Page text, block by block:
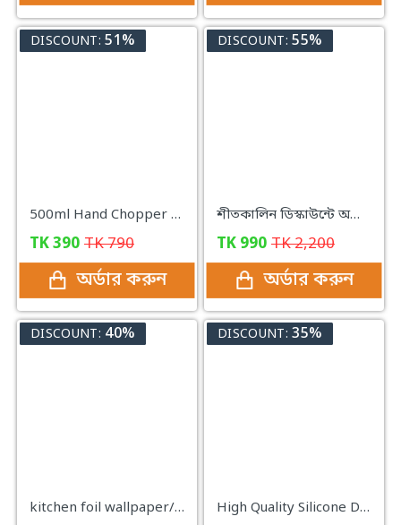
DISCOUNT: 51%
500ml Hand Chopper Vegetable Cutter Chopper Manual Food-Processor Vegetables, Onions, Garlic in Seconds
TK390 TK790
অর্ডার করুন
DISCOUNT: 55%
শীতকালিন ডিস্কাউন্টে অটোমেটিক ডাবল পিঠা মেকারের জাদুকরি কম্বো প্যাকেজ
TK 990 TK2,200
অর্ডার করুন
DISCOUNT: 40%
kitchen foil wallpaper/Aluminum Foil Self Adhesive Kitchen Sticker (𝐒𝐈𝐙𝐄: 𝟓 𝐌𝐞𝐭𝐞𝐫 𝐗 𝟐𝟒 𝐈𝐧𝐜𝐡)
DISCOUNT: 35%
High Quality Silicone Dish Washing Kitchen Hand Gloves